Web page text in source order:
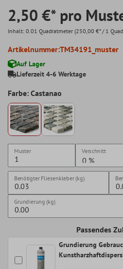
2,50 €* pro
Inhalt: 0.01 Quadratmeter (250,00 €* / 1
Artikelnummer:TM34191_muster
Auf Lager
Lieferzeit 4-6 Werktage
Farbe: Castanao
Muster Verschnitt
Benötigter Fliesenkleber (kg)
Grundierung (kg)
Passendes
Grundierung